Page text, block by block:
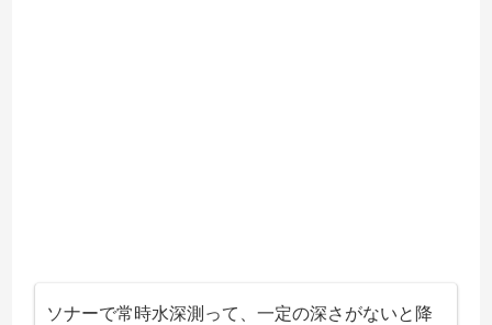
ソナーで常時水深測って、一定の深さがないと降